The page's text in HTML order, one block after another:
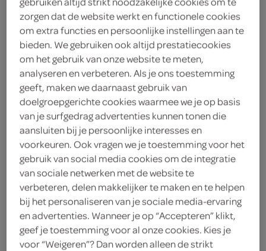
Maussi soep oosters
50 Gram
2.25 kies je SPAR
Honig basis voor indiase
kerriesoep
108 Gram
2.25 kies je SPAR
Unox Indiase currysoep
zorgen dat de website werkt en functionele cookies
om extra functies en persoonlijke instellingen aan te
bieden. We gebruiken ook altijd prestatiecookies
om het gebruik van onze website te meten,
analyseren en verbeteren. Als je ons toestemming
geeft, maken we daarnaast gebruik van
doelgroepgerichte cookies waarmee we je op basis
van je surfgedrag advertenties kunnen tonen die
aansluiten bij je persoonlijke interesses en
voorkeuren. Ook vragen we je toestemming voor het
gebruik van social media cookies om de integratie
van sociale netwerken met de website te
verbeteren, delen makkelijker te maken en te helpen
bij het personaliseren van je sociale media-ervaring
en advertenties. Wanneer je op “Accepteren” klikt,
geef je toestemming voor al onze cookies. Kies je
voor “Weigeren”? Dan worden alleen de strikt